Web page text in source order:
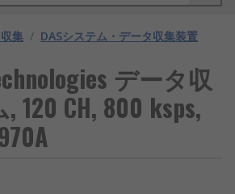
集 / DASシステム・データ収集装置
データ収
120 CH, 800 ksps,